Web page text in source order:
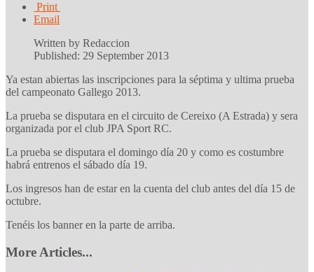
Print
Email
Written by Redaccion
Published: 29 September 2013
Ya estan abiertas las inscripciones para la séptima y ultima prueba
del campeonato Gallego 2013.
La prueba se disputara en el circuito de Cereixo (A Estrada) y sera
organizada por el club JPA Sport RC.
La prueba se disputara el domingo día 20 y como es costumbre
habrá entrenos el sábado día 19.
Los ingresos han de estar en la cuenta del club antes del día 15 de
octubre.
Tenéis los banner en la parte de arriba.
More Articles...